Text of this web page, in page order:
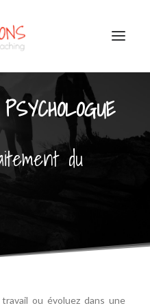
TRAVAIL
du
ou évoluez dans une